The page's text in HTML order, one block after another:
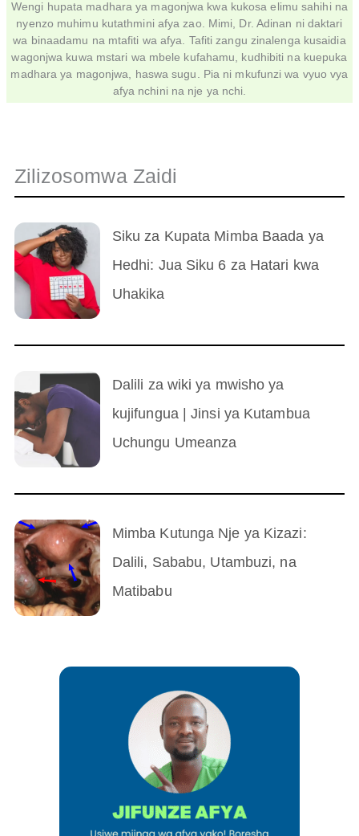
Wengi hupata madhara ya magonjwa kwa kukosa elimu sahihi na
nyenzo muhimu kutathmini afya zao. Mimi, Dr. Adinan ni daktari
wa binaadamu na mtafiti wa afya. Tafiti zangu zinalenga kusaidia
wagonjwa kuwa mstari wa mbele kufahamu, kudhibiti na kuepuka
madhara ya magonjwa, haswa sugu. Pia ni mkufunzi wa vyuo vya
afya nchini na nje ya nchi.
Zilizosomwa Zaidi
Siku za Kupata Mimba Baada ya
Hedhi: Jua Siku 6 za Hatari kwa
Uhakika
Dalili za wiki ya mwisho ya
kujifungua | Jinsi ya Kutambua
Uchungu Umeanza
Mimba Kutunga Nje ya Kizazi:
Dalili, Sababu, Utambuzi, na
Matibabu